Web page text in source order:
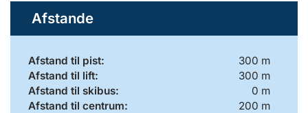
Afstande
Afstand til pist:
300 m
Afstand til lift:
300 m
Afstand til skibus:
0 m
Afstand til centrum:
200 m